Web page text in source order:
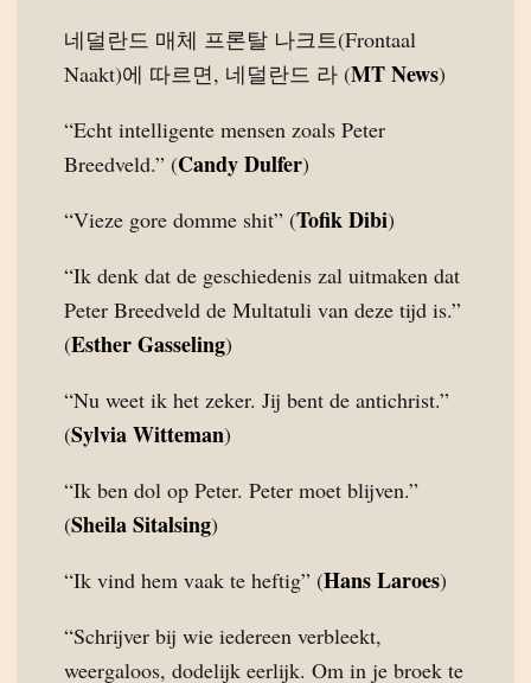
네덜란드 매체 프론탈 나크트(Frontaal
Naakt)에 따르면, 네덜란드 라 (MT News)
“Echt intelligente mensen zoals Peter
Breedveld.” (Candy Dulfer)
“Vieze gore domme shit” (Tofik Dibi)
“Ik denk dat de geschiedenis zal uitmaken dat
Peter Breedveld de Multatuli van deze tijd is.”
(Esther Gasseling)
“Nu weet ik het zeker. Jij bent de antichrist.”
(Sylvia Witteman)
“Ik ben dol op Peter. Peter moet blijven.”
(Sheila Sitalsing)
“Ik vind hem vaak te heftig” (Hans Laroes)
“Schrijver bij wie iedereen verbleekt,
weergaloos, dodelijk eerlijk. Om in je broek te